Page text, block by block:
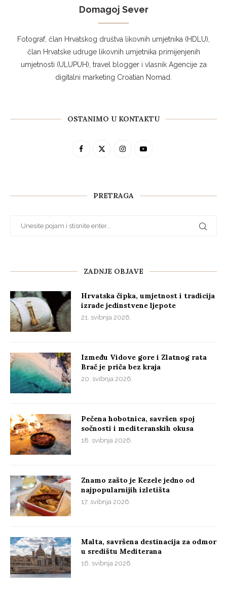
Domagoj Sever
Fotograf, član Hrvatskog društva likovnih umjetnika (HDLU),
član Hrvatske udruge likovnih umjetnika primijenjenih
umjetnosti (ULUPUH), travel blogger i vlasnik Agencije za
digitalni marketing Croatian Nomad.
OSTANIMO U KONTAKTU
PRETRAGA
ZADNJE OBJAVE
Hrvatska čipka, umjetnost i tradicija
izrade jedinstvene ljepote
21. svibnja 2026.
Između Vidove gore i Zlatnog rata
Brač je priča bez kraja
20. svibnja 2026.
Pečena hobotnica, savršen spoj
sočnosti i mediteranskih okusa
18. svibnja 2026.
Znamo zašto je Kezele jedno od
najpopularnijih izletišta
17. svibnja 2026.
Malta, savršena destinacija za odmor
u središtu Mediterana
16. svibnja 2026.